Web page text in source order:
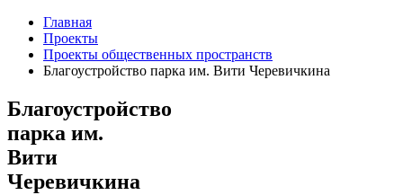
Главная
Проекты
Проекты общественных пространств
Благоустройство парка им. Вити Черевичкина
Благоустройство
парка им.
Вити
Черевичкина